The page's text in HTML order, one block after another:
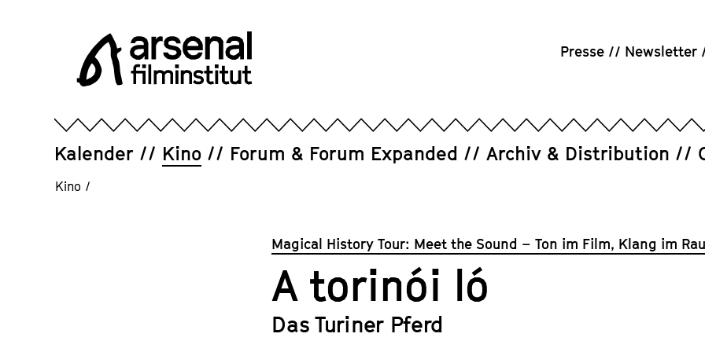
Filminstitut
Presse Newsletter
Kalender Kino Forum & Forum Expanded Archiv & Distribution
Kino /
Magical History Tour: Meet the Sound – Ton im Film, Klang im
A torinói ló
Das Turiner Pferd